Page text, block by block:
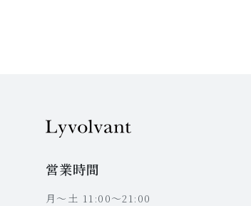
営業時間
月〜土 11:00〜21:00